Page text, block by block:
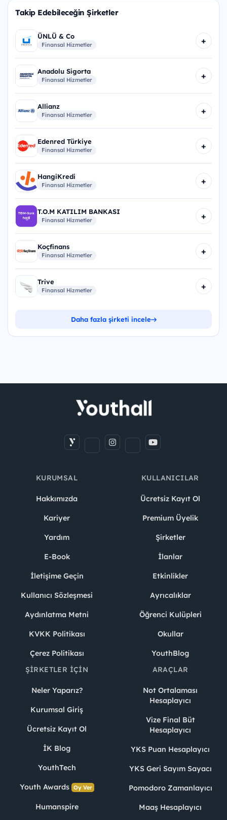
Takip Edebileceğin Şirketler
ÜNLÜ & Co
Finansal Hizmetler +
Anadolu Sigorta
Finansal Hizmetler +
Allianz
Finansal Hizmetler +
Edenred Türkiye
Finansal Hizmetler +
HangiKredi
Finansal Hizmetler +
T.O.M KATILIM BANKASI
Finansal Hizmetler +
Koçfinans
Finansal Hizmetler +
Trive
Finansal Hizmetler +
Daha fazla şirketi incele
KURUMSAL
Hakkımızda
Kariyer
Yardım
E-Book
İletişime Geçin
Kullanıcı Sözleşmesi
Aydınlatma Metni
KVKK Politikası
Çerez Politikası
KULLANICILAR
Ücretsiz Kayıt Ol
Premium Üyelik
Şirketler
İlanlar
Etkinlikler
Ayrıcalıklar
Öğrenci Kulüpleri
Okullar
YouthBlog
ŞIRKETLER İÇIN
Neler Yaparız?
Kurumsal Giriş
Ücretsiz Kayıt Ol
İK Blog
YouthTech
Youth Awards Oy Ver
Humanspire
ARAÇLAR
Not Ortalaması
Hesaplayıcı
Vize Final Büt
Hesaplayıcı
YKS Puan Hesaplayıcı
YKS Geri Sayım Sayacı
Pomodoro Zamanlayıcı
Maaş Hesaplayıcı